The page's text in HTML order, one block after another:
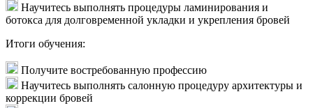
Научитесь выполнять процедуры ламинирования и
ботокса для долговременной укладки и укрепления бровей
Итоги обучения:
Получите востребованную профессию
Научитесь выполнять салонную процедуру архитектуры и
коррекции бровей